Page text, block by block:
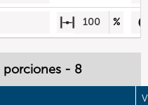
100 %
porciones - 8